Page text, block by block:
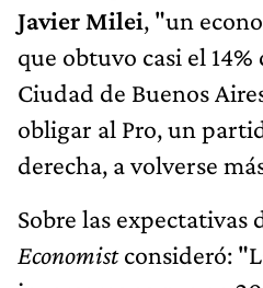
Javier Milei, "un
que obtuvo casi el
Ciudad de Buenos
obligar al Pro, un
derecha, a volverse
Sobre las expectativas
Economistconsideró: